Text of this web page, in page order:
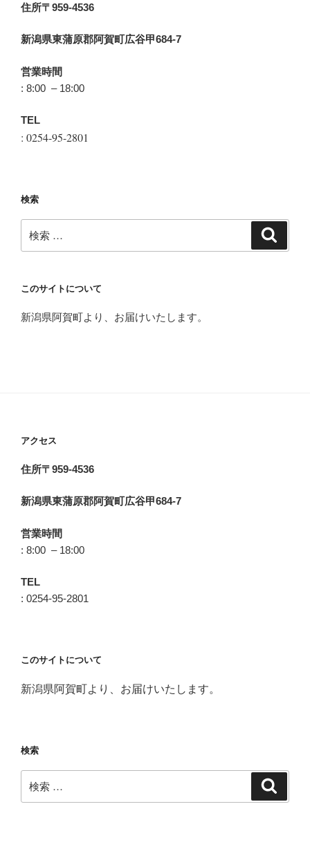
住所〒959-4536
新潟県東蒲原郡阿賀町広谷甲684-7
営業時間
: 8:00 – 18:00
TEL
: 0254-95-2801
検索
索:
このサイトについて
新潟県阿賀町より、お届けいたします。
アクセス
住所〒959-4536
新潟県東蒲原郡阿賀町広谷甲684-7
営業時間
: 8:00 – 18:00
TEL
: 0254-95-2801
このサイトについて
新潟県阿賀町より、お届けいたします。
検索
索: